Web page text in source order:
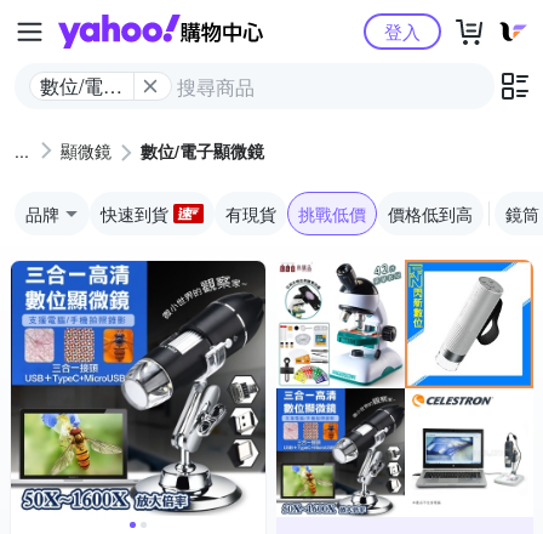
Yahoo購物中心
數位/電子
登入
顯微鏡 數位/電子顯微鏡
品牌 快速到貨 有現貨 挑戰低價 價格低到高 鏡筒